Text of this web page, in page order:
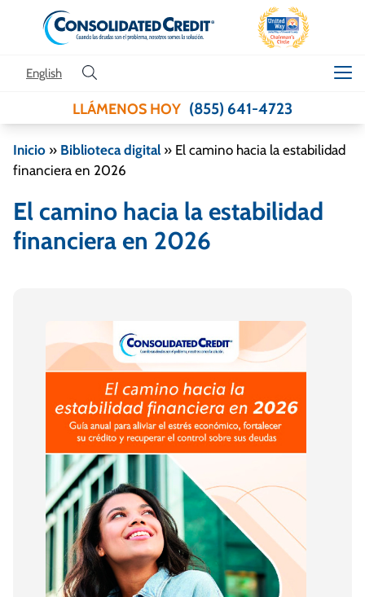
Skip to content
English
LLÁMENOS HOY (855) 641-4723
Inicio » Biblioteca digital » El camino hacia la estabilidad
financiera en 2026
El camino hacia la estabilidad
financiera en 2026